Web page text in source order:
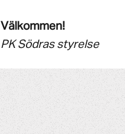
Välkommen!
PK Södras styrelse